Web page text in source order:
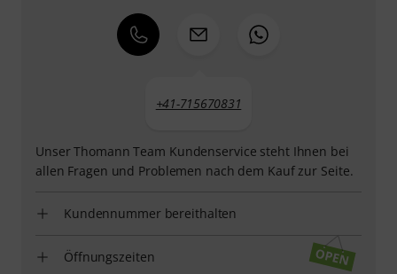
+41-715670831
Unser Thomann Team Kundenservice steht Ihnen bei
allen Fragen und Problemen nach dem Kauf zur Seite.
Kundennummer bereithalten
Öffnungszeiten